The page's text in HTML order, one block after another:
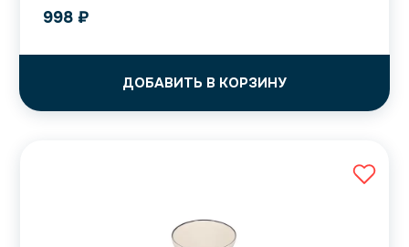
998 ₽
ДОБАВИТЬ В КОРЗИНУ